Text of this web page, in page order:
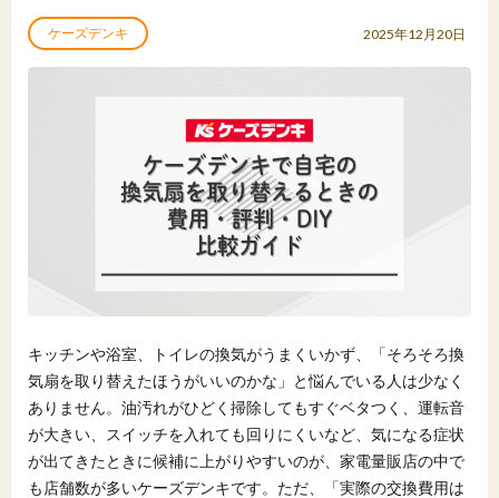
ケーズデンキ 2025年12月20日
キッチンや浴室、トイレの換気がうまくいかず、「そろそろ換
気扇を取り替えたほうがいいのかな」と悩んでいる人は少なく
ありません。油汚れがひどく掃除してもすぐベタつく、運転音
が大きい、スイッチを入れても回りにくいなど、気になる症状
が出てきたときに候補に上がりやすいのが、家電量販店の中で
も店舗数が多いケーズデンキです。ただ、「実際の交換費用は